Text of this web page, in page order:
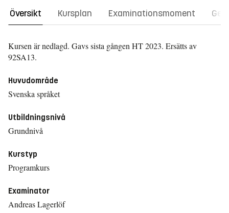
Översikt Kursplan Examinationsmoment
Kursen är nedlagd. Gavs sista gången HT 2023. Ersätts av
92SA13.
Huvudområde
Svenska språket
Utbildningsnivå
Grundnivå
Kurstyp
Programkurs
Examinator
Andreas Lagerlöf